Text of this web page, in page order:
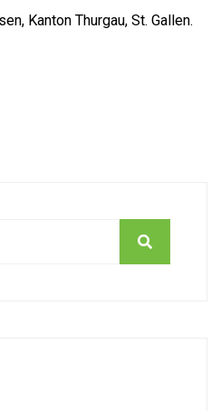
Kanton Thurgau, St. Gallen.